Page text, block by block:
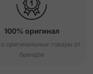
100% оригинал
оригинальные товары от
брендов